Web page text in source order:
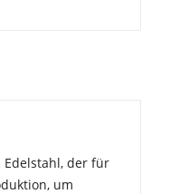
Edelstahl, der für
um